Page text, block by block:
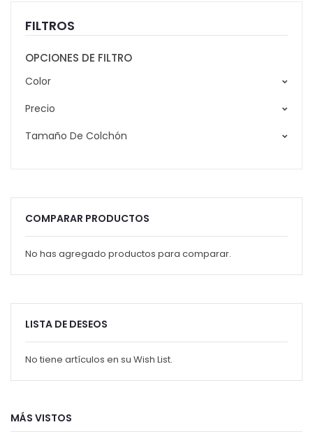
FILTROS
OPCIONES DE FILTRO
Color
Precio
Tamaño De Colchón
COMPARAR PRODUCTOS
No has agregado productos para comparar.
LISTA DE DESEOS
No tiene artículos en su Wish List.
MÁS VISTOS